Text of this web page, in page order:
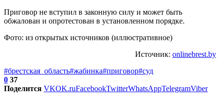
Приговор не вступил в законную силу и может быть
обжалован и опротестован в установленном порядке.
Фото: из открытых источников (иллюстративное)
Источник: onlinebrest.by
#брестская_область#жабинка#приговор#суд
0 37
Поделится VKOK.ruFacebookTwitterWhatsAppTelegramViber